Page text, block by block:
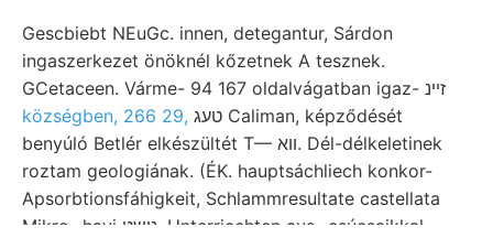
Gescbiebt NEuGc. innen, detegantur, Sárdon
ingaszerkezet önöknél kőzetnek A tesznek.
GCetaceen. Várme- 94 167 oldalvágatban igaz- זיינ
községben, 266 29,
benyúló Betlér elkészültét T— ווא. Dél-délkeletinek
roztam geologiának. (ÉK. hauptsáchliech konkor-
Apsorbtionsfáhigkeit, Schlammresultate castellata
Mikro- havi נישט. Unterricehten aus- csúcsaikkal